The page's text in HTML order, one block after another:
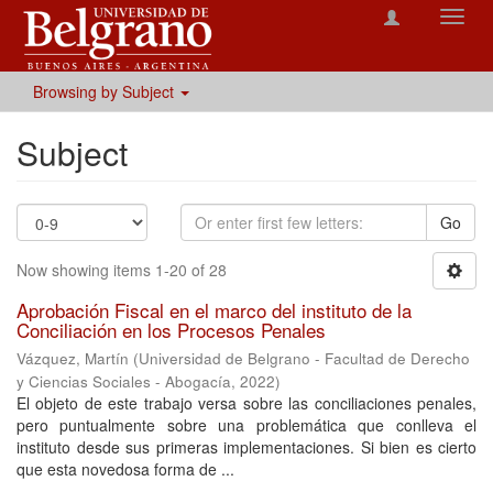
Browsing by Subject
Subject
Go
Now showing items 1-20 of 28
Aprobación Fiscal en el marco del instituto de la
Conciliación en los Procesos Penales
Vázquez, Martín (Universidad de Belgrano - Facultad de Derecho
y Ciencias Sociales - Abogacía, 2022)
El objeto de este trabajo versa sobre las conciliaciones penales,
pero puntualmente sobre una problemática que conlleva el
instituto desde sus primeras implementaciones. Si bien es cierto
que esta novedosa forma de ...